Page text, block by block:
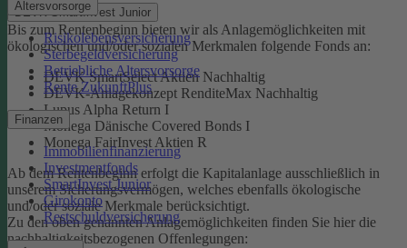
Altersvorsorge
Risikolebensversicherung
Sterbegeldversicherung
Betriebliche Altersvorsorge
Rente ZukunftPlus
Finanzen
Immobilienfinanzierung
Investmentfonds
SmartInvest Junior
Girokonto
Restschuldversicherung
DEVK-SmartInvest Junior
Bis zum Rentenbeginn bieten wir als Anlagemöglichkeiten mit
ökologischen und/oder sozialen Merkmalen folgende Fonds an:
DEVK SmartSelect Aktien Nachhaltig
DEVK-Anlagekonzept RenditeMax Nachhaltig
Lupus Alpha Return I
Monega Dänische Covered Bonds I
Monega FairInvest Aktien R
Ab dem Rentenbeginn erfolgt die Kapitalanlage ausschließlich in
unserem Sicherungsvermögen, welches ebenfalls ökologische
und/oder soziale Merkmale berücksichtigt.
Zu den oben genannten Anlagemöglichkeiten finden Sie hier die
nachhaltigkeitsbezogenen Offenlegungen: